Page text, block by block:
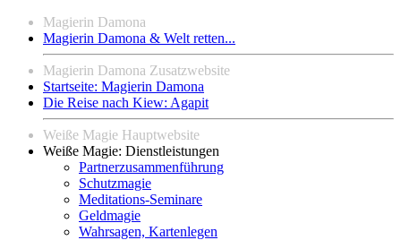
Magierin Damona
Magierin Damona & Welt retten...
Magierin Damona Zusatzwebsite
Startseite: Magierin Damona
Die Reise nach Kiew: Agapit
Weiße Magie Hauptwebsite
Weiße Magie: Dienstleistungen
Partnerzusammenführung
Schutzmagie
Meditations-Seminare
Geldmagie
Wahrsagen, Kartenlegen